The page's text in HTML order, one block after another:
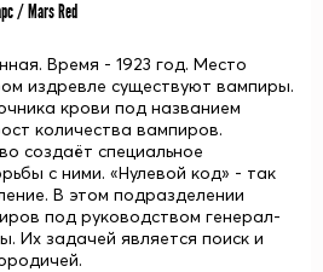
/ Mars Red
Время - 1923 год. Место
издревле существуют вампиры.
крови под названием
количества вампиров.
создаёт специальное
с ними. «Нулевой код» - так
В этом подразделении
под руководством генерал-
Их задачей является поиск и